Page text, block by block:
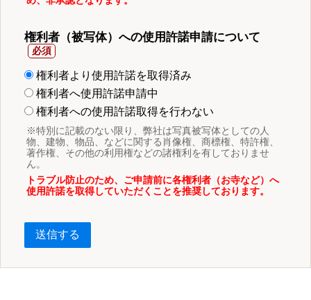
権利者（被写体）への使用許諾申請について
権利者より使用許諾を取得済み
権利者へ使用許諾申請中
権利者への使用許諾取得を行わない
※特別に記載のない限り、弊社は写真被写体としての人
物、建物、物品、などに関する肖像権、商標権、特許権、
著作権、その他の利用権などの諸権利を有しておりませ
ん。
トラブル防止のため、ご申請前に各権利者（お寺など）へ
使用許諾を取得していただくことを推奨しております。
送信する